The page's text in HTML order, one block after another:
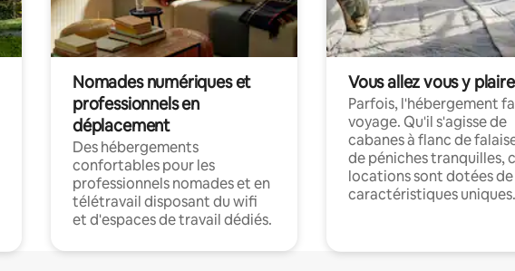
Nomades numériques et
professionnels en
déplacement
Des hébergements
confortables pour les
professionnels nomades et en
télétravail disposant du wifi
et d'espaces de travail dédiés.
Vous allez vous y plaire
Parfois, l'hébergement
voyage. Qu'il s'agisse de
cabanes à flanc de
de péniches tranquilles,
locations sont dotées de
caractéristiques uniques.